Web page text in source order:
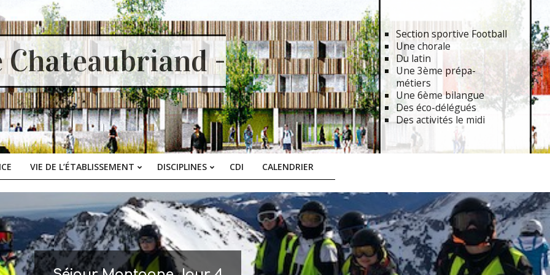
Chateaubriand -
Section sportive Football
Une chorale
Du latin
Une 3ème prépa-
métiers
Une 6ème bilangue
Des éco-délégués
Des activités le midi
Primary
Navigation
Menu
VIE DE L’ÉTABLISSEMENT DISCIPLINES CDI CALENDRIER